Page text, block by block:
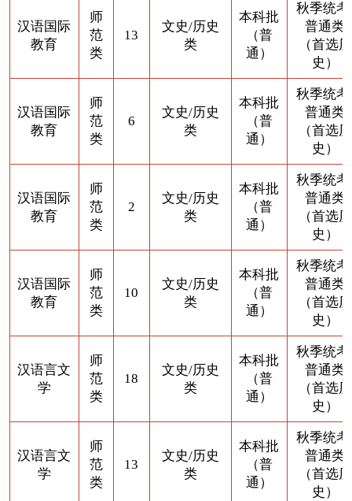
汉语国际
教育
师
范
类
13
文史/历史
类
本科批
（普
通）
秋季统
普通类
（首选历
史）
汉语国际
教育
师
范
类
6
文史/历史
类
本科批
（普
通）
秋季统
普通类
（首选历
史）
汉语国际
教育
师
范
类
2
文史/历史
类
本科批
（普
通）
秋季统
普通类
（首选历
史）
汉语国际
教育
师
范
类
10
文史/历史
类
本科批
（普
通）
秋季统
普通类
（首选历
史）
汉语言文
学
师
范
类
18
文史/历史
类
本科批
（普
通）
秋季统
普通类
（首选历
史）
汉语言文
学
师
范
类
13
文史/历史
类
本科批
（普
通）
秋季统
普通类
（首选历
史）